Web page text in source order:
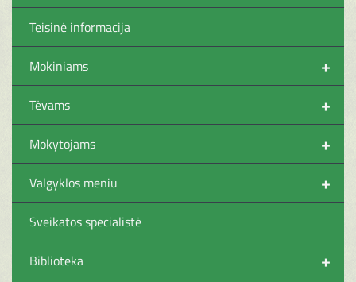
Teisinė informacija
+
Mokiniams
+
Tėvams
+
Mokytojams
+
Valgyklos meniu
Sveikatos specialistė
+
Biblioteka